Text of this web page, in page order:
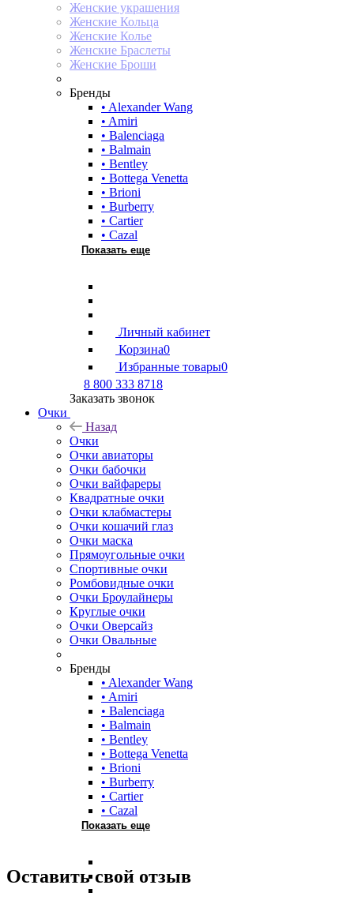
Женские украшения
Женские Кольца
Женские Колье
Женские Браслеты
Женские Броши
Бренды
• Alexander Wang
• Amiri
• Balenciaga
• Balmain
• Bentley
• Bottega Venetta
• Brioni
• Burberry
• Cartier
• Cazal
Показать еще
Личный кабинет
Корзина0
Избранные товары0
8 800 333 8718
Заказать звонок
Очки
Назад
Очки
Очки авиаторы
Очки бабочки
Очки вайфареры
Квадратные очки
Очки клабмастеры
Очки кошачий глаз
Очки маска
Прямоугольные очки
Спортивные очки
Ромбовидные очки
Очки Броулайнеры
Круглые очки
Очки Оверсайз
Очки Овальные
Бренды
• Alexander Wang
• Amiri
• Balenciaga
• Balmain
• Bentley
• Bottega Venetta
• Brioni
• Burberry
• Cartier
• Cazal
Показать еще
Оставить свой отзыв